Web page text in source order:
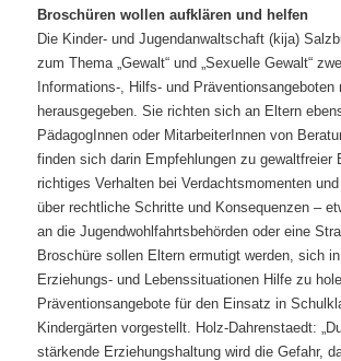
Broschüren wollen aufklären und helfen
Die Kinder- und Jugendanwaltschaft (kija)
zum Thema „Gewalt“ und „Sexuelle Gewalt“
Informations-, Hilfs- und Präventionsangeboten
herausgegeben. Sie richten sich an Eltern
PädagogInnen oder MitarbeiterInnen von
finden sich darin Empfehlungen zu gewaltfreier
richtiges Verhalten bei Verdachtsmomenten
über rechtliche Schritte und Konsequenzen –
an die Jugendwohlfahrtsbehörden oder eine
Broschüre sollen Eltern ermutigt werden, sich
Erziehungs- und Lebenssituationen Hilfe zu
Präventionsangebote für den Einsatz in
Kindergärten vorgestellt. Holz-Dahrenstaedt:
stärkende Erziehungshaltung wird die Gefahr,